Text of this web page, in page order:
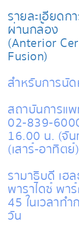
รายละเอียด
ผ่านกล้อง
(Anterior
Fusion)
สำหรับการนั
สถาบันการแ
02-839-
16.00 น. (จั
(เสาร์-อาทิตย์)
รามาธิบดี เฮ
พาราไดซ์ พา
45 ในเวลาท
วัน